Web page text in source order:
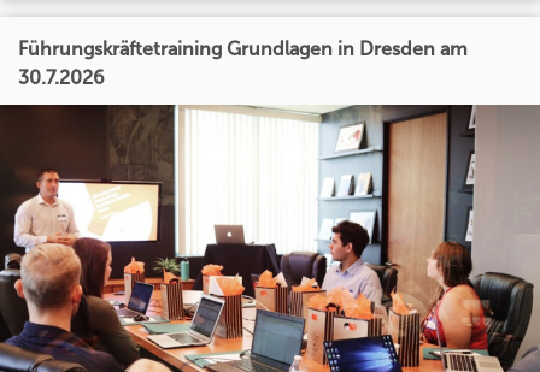
Führungskräftetraining Grundlagen in Dresden am
30.7.2026